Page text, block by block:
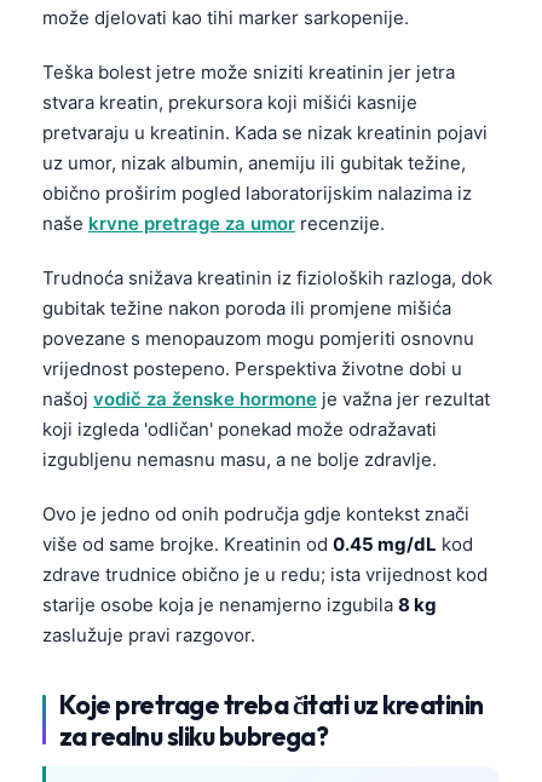
može djelovati kao tihi marker sarkopenije.
Teška bolest jetre može sniziti kreatinin jer jetra
stvara kreatin, prekursora koji mišići kasnije
pretvaraju u kreatinin. Kada se nizak kreatinin pojavi
uz umor, nizak albumin, anemiju ili gubitak težine,
obično proširim pogled laboratorijskim nalazima iz
naše krvne pretrage za umor recenzije.
Trudnoća snižava kreatinin iz fizioloških razloga, dok
gubitak težine nakon poroda ili promjene mišića
povezane s menopauzom mogu pomjeriti osnovnu
vrijednost postepeno. Perspektiva životne dobi u
našoj vodič za ženske hormone je važna jer rezultat
koji izgleda 'odličan' ponekad može odražavati
izgubljenu nemasnu masu, a ne bolje zdravlje.
Ovo je jedno od onih područja gdje kontekst znači
više od same brojke. Kreatinin od 0.45 mg/dL kod
zdrave trudnice obično je u redu; ista vrijednost kod
starije osobe koja je nenamjerno izgubila 8 kg
zaslužuje pravi razgovor.
Koje pretrage treba čitati uz kreatinin
za realnu sliku bubrega?
मराठी
తెలుగు
தமிழ்
ગુજરાતી
ಕನ್ನಡ
Tiếng Việt
Tagalog
ไทย
ဗမာစာ
ភាសាខ្មែរ
Українська
O‘zbekcha
Català
Suomi